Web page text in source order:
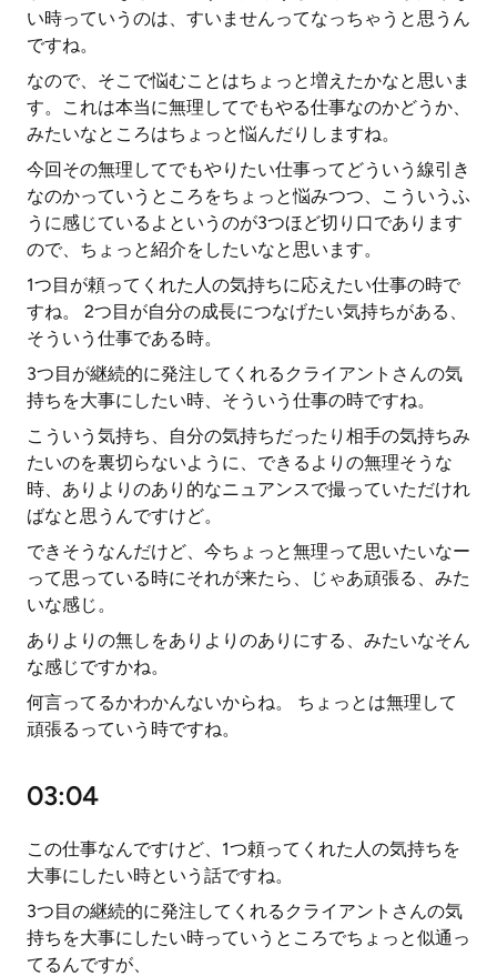
い時っていうのは、すいませんってなっちゃうと思うん
ですね。
なので、そこで悩むことはちょっと増えたかなと思いま
す。これは本当に無理してでもやる仕事なのかどうか、
みたいなところはちょっと悩んだりしますね。
今回その無理してでもやりたい仕事ってどういう線引き
なのかっていうところをちょっと悩みつつ、こういうふ
うに感じているよというのが3つほど切り口であります
ので、ちょっと紹介をしたいなと思います。
1つ目が頼ってくれた人の気持ちに応えたい仕事の時で
すね。 2つ目が自分の成長につなげたい気持ちがある、
そういう仕事である時。
3つ目が継続的に発注してくれるクライアントさんの気
持ちを大事にしたい時、そういう仕事の時ですね。
こういう気持ち、自分の気持ちだったり相手の気持ちみ
たいのを裏切らないように、できるよりの無理そうな
時、ありよりのあり的なニュアンスで撮っていただけれ
ばなと思うんですけど。
できそうなんだけど、今ちょっと無理って思いたいなー
って思っている時にそれが来たら、じゃあ頑張る、みた
いな感じ。
ありよりの無しをありよりのありにする、みたいなそん
な感じですかね。
何言ってるかわかんないからね。 ちょっとは無理して
頑張るっていう時ですね。
03:04
この仕事なんですけど、1つ頼ってくれた人の気持ちを
大事にしたい時という話ですね。
3つ目の継続的に発注してくれるクライアントさんの気
持ちを大事にしたい時っていうところでちょっと似通っ
てるんですが、